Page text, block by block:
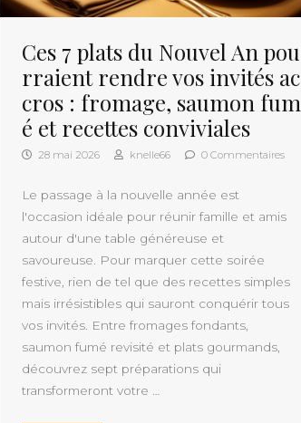
Ces 7 plats du Nouvel An pou
rraient rendre vos invités ac
cros : fromage, saumon fum
é et recettes conviviales
28 mai 2026 knelle66 0 Commentaires
Le passage à la nouvelle année est
l'occasion idéale pour réunir famille et amis
autour d'une table généreuse et
savoureuse. Pour marquer cette soirée
festive, rien de tel que des recettes simples
mais irrésistibles qui sauront conquérir tous
vos invités. Entre fromages fondants,
saumon fumé revisité et plats gourmands,
découvrez sept préparations qui
transformeront votre …